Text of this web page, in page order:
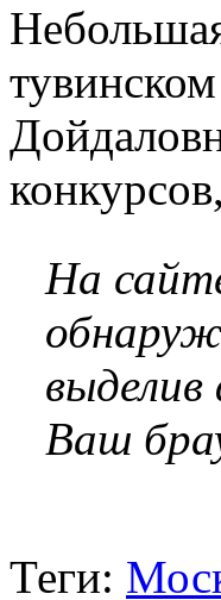
На
Ваш
Теги: